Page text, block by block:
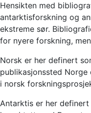
Hensikten med
antarktisforskning og
ekstreme sør.
for nyere forskning,
Norsk er her definert
publikasjonssted
i norsk
Antarktis er her